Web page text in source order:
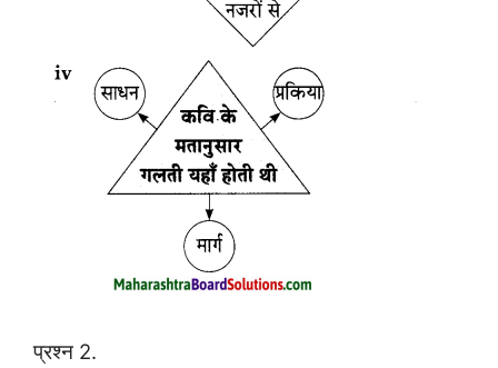
प्रश्न 2.